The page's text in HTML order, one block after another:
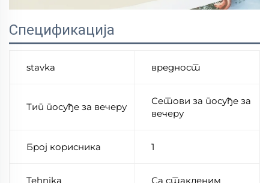
Спецификација
stavka вредност
Тип посуђе за вечеру
Сетови за посуђе за
вечеру
Број корисника 1
Tehnika Са стакленим